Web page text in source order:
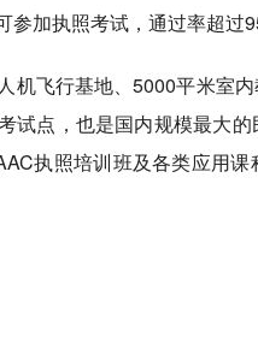
加执照考试，通过率超过
机飞行基地、5000平米室
试点，也是国内规模最大
执照培训班及各类应用